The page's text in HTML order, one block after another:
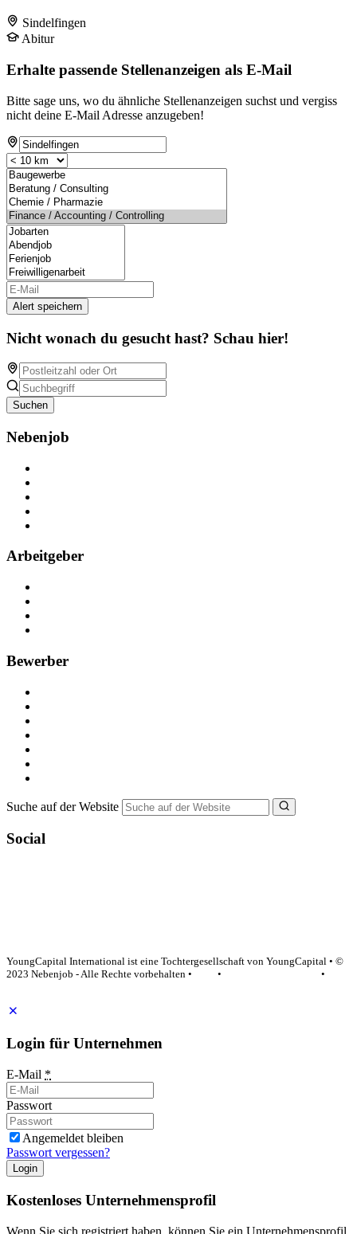
Sindelfingen
Abitur
Erhalte passende Stellenanzeigen als E-Mail
Bitte sage uns, wo du ähnliche Stellenanzeigen suchst und vergiss
nicht deine E-Mail Adresse anzugeben!
Alert speichern
Nicht wonach du gesucht hast? Schau hier!
Suchen
Nebenjob
Arbeitgeber
Bewerber
Suche auf der Website
Social
YoungCapital International ist eine Tochtergesellschaft von YoungCapital • ©
2023 Nebenjob - Alle Rechte vorbehalten •
•
•
Login für Unternehmen
E-Mail *
Passwort
Angemeldet bleiben
Passwort vergessen?
Login
Kostenloses Unternehmensprofil
Wenn Sie sich registriert haben, können Sie ein Unternehmensprofil